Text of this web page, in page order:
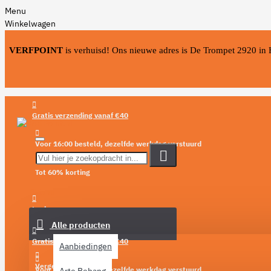
Menu
Winkelwagen
VERFPOINT is verhuisd! Ons nieuwe adres is De Trompet 2920 in
Gratis verzending vanaf €40
Voor 16:00 besteld, dezelfde werkdag verstuurd
Tot 60% korting
Login
Verlanglijst
Vergelijken
Alle producten
Aanbiedingen
Gratis verzending vanaf €40